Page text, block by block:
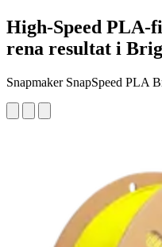
High-Speed PLA-
rena resultat i
Snapmaker SnapSpeed PLA